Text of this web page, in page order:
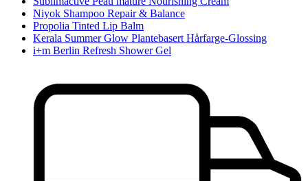
Niyok Shampoo Repair & Balance
Propolia Tinted Lip Balm
Kerala Summer Glow Plantebasert Hårfarge-Glossing
i+m Berlin Refresh Shower Gel